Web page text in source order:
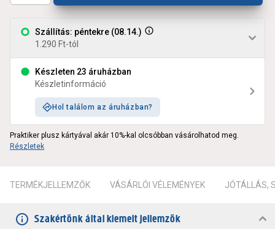
Szállítás: péntekre (08.14.)
1.290 Ft-tól
Készleten 23 áruházban
Készletinformáció
Hol találom az áruházban?
Praktiker plusz kártyával akár 10%-kal olcsóbban vásárolhatod meg.
Részletek
TERMÉKJELLEMZŐK VÁSÁRLÓI VÉLEMÉNYEK JÓTÁLLÁS,
Szakértőnk által kiemelt jellemzők